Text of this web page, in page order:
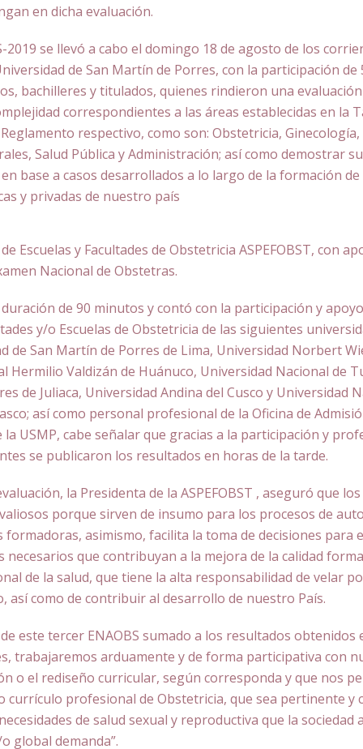
en dicha evaluación.
2019 se llevó a cabo el domingo 18 de agosto de los
de San Martín de Porres, con la participación de
bachilleres y titulados, quienes rindieron una
correspondientes a las áreas establecidas en la
respectivo, como son: Obstetricia,
Salud Pública y Administración; así como demostrar
base a casos desarrollados a lo largo de la formación
y privadas de nuestro país
Escuelas y Facultades de Obstetricia ASPEFOBST, con
Nacional de Obstetras.
de 90 minutos y contó con la participación y
y/o Escuelas de Obstetricia de las siguientes
de San Martín de Porres de Lima, Universidad Norbert
Hermilio Valdizán de Huánuco, Universidad Nacional de
de Juliaca, Universidad Andina del Cusco y Universidad
así como personal profesional de la Oficina de
USMP, cabe señalar que gracias a la participación y
se publicaron los resultados en horas de la tarde.
la Presidenta de la ASPEFOBST , aseguró que
porque sirven de insumo para los procesos de
formadoras, asimismo, facilita la toma de decisiones para
necesarios que contribuyan a la mejora de la calidad
de la salud, que tiene la alta responsabilidad de velar
así como de contribuir al desarrollo de nuestro País.
este tercer ENAOBS sumado a los resultados obtenidos
trabajaremos arduamente y de forma participativa con
o el rediseño curricular, según corresponda y que nos
currículo profesional de Obstetricia, que sea pertinente y
de salud sexual y reproductiva que la sociedad
global demanda”.